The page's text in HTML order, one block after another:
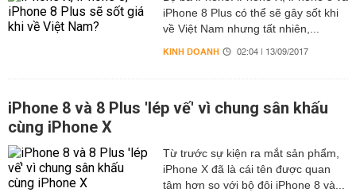
iPhone 8 Plus có thể sẽ gây sốt khi
về Việt Nam nhưng tất nhiên,...
KINH DOANH 02:04 | 13/09/2017
iPhone 8 và 8 Plus 'lép vế' vì chung sân khấu
cùng iPhone X
Từ trước sự kiện ra mắt sản phẩm,
iPhone X đã là cái tên được quan
tâm hơn so với bộ đôi iPhone 8 và...